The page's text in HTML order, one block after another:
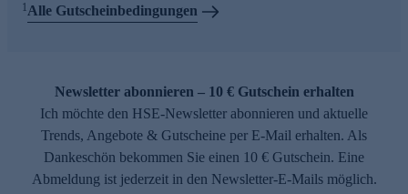
1Alle Gutscheinbedingungen
Newsletter abonnieren – 10 € Gutschein erhalten
Ich möchte den HSE-Newsletter abonnieren und aktuelle
Trends, Angebote & Gutscheine per E-Mail erhalten. Als
Dankeschön bekommen Sie einen 10 € Gutschein. Eine
Abmeldung ist jederzeit in den Newsletter-E-Mails möglich.